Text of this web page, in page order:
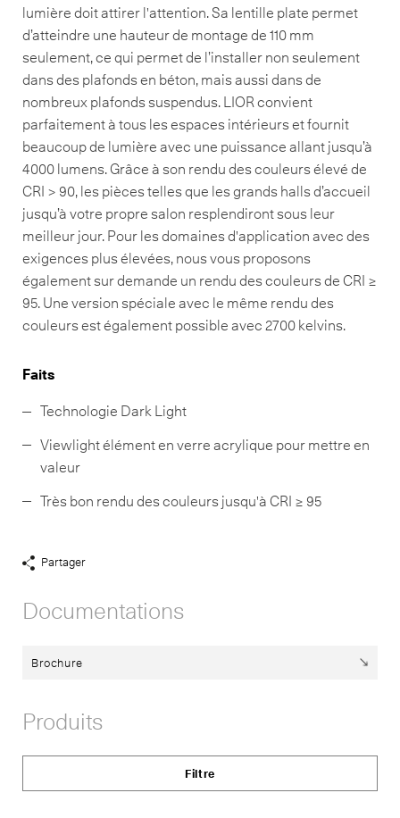
lumière doit attirer l'attention. Sa lentille plate permet
d’atteindre une hauteur de montage de 110 mm
seulement, ce qui permet de l’installer non seulement
dans des plafonds en béton, mais aussi dans de
nombreux plafonds suspendus. LIOR convient
parfaitement à tous les espaces intérieurs et fournit
beaucoup de lumière avec une puissance allant jusqu’à
4000 lumens. Grâce à son rendu des couleurs élevé de
CRI > 90, les pièces telles que les grands halls d’accueil
jusqu’à votre propre salon resplendiront sous leur
meilleur jour. Pour les domaines d'application avec des
exigences plus élevées, nous vous proposons
également sur demande un rendu des couleurs de CRI ≥
95. Une version spéciale avec le même rendu des
couleurs est également possible avec 2700 kelvins.
Faits
Technologie Dark Light
Viewlight élément en verre acrylique pour mettre en
valeur
Très bon rendu des couleurs jusqu'à CRI ≥ 95
Partager
de
Documentations
Brochure
Produits
Filtre